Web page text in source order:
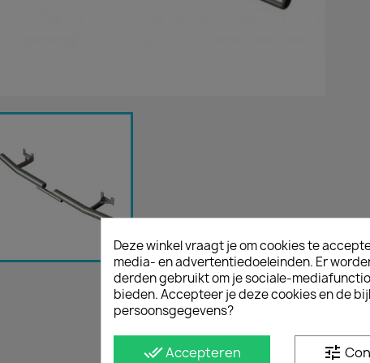
Deze winkel vraagt je om cookies te
media- en advertentiedoeleinden. Er
derden gebruikt om je sociale-
bieden. Accepteer je deze cookies en de
persoonsgegevens?
done_allAccepteren tune